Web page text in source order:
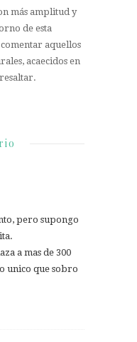
más amplitud y
de esta
comentar aquellos
acaecidos en
pero supongo
a mas de 300
unico que sobro